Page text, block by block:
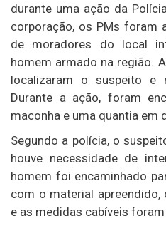
durante uma ação da
corporação, os PMs foram
de moradores do local
homem armado na região.
localizaram o suspeito e
Durante a ação, foram
maconha e uma quantia em
Segundo a polícia, o
houve necessidade de
homem foi encaminhado
com o material
e as medidas cabíveis